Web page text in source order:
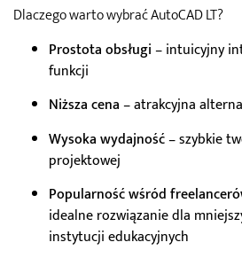
Dlaczego warto wybrać AutoCAD LT?
Prostota obsługi– intuicyjny
funkcji
Niższa cena– atrakcyjna
Wysoka wydajność– szybkie
projektowej
Popularność wśród
idealne rozwiązanie dla
instytucji edukacyjnych